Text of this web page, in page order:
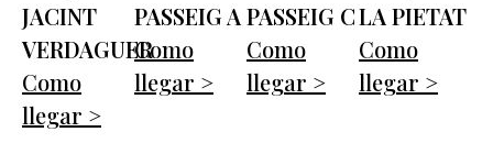
JACINT
VERDAGUER
Como
llegar >
PASSEIG A
Como
llegar >
PASSEIG C
Como
llegar >
LA PIETAT
Como
llegar >